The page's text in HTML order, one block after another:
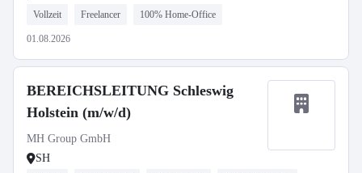
Vollzeit Freelancer 100% Home-Office
01.08.2026
BEREICHSLEITUNG Schleswig
Holstein (m/w/d)
MH Group GmbH
SH